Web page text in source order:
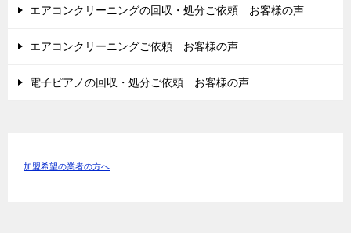
エアコンクリーニングの回収・処分ご依頼 お客様の声
エアコンクリーニングご依頼 お客様の声
電子ピアノの回収・処分ご依頼 お客様の声
加盟希望の業者の方へ